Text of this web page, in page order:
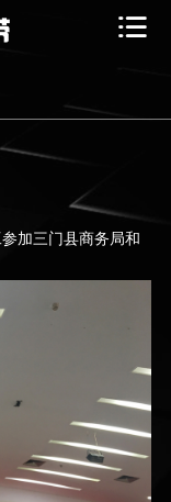

加三门县商务局和